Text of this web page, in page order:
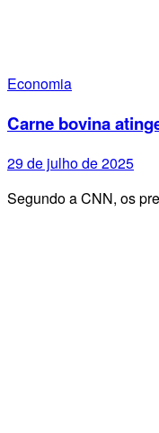
Economia
Carne bovina
29 de julho de 2025
Segundo a CNN, os